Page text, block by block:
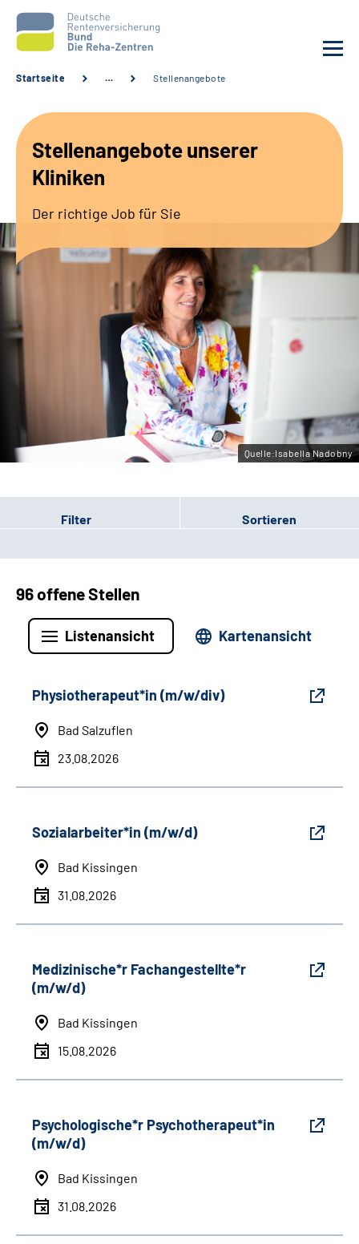
Unsere Kliniken
Sozialdienste & Zuweisende
Erweiterte Suche
Gebärdensprache
Leichte Sprache
Startseite … Stellenangebote
Stellenangebote unserer
Kliniken
Der richtige Job für Sie
Quelle:Isabella Nadobny
Filter Sortieren
96 offene Stellen
Listenansicht Kartenansicht
Physiotherapeut*in (m/w/div)
Bad Salzuflen
23.08.2026
Sozialarbeiter*in (m/w/d)
Bad Kissingen
31.08.2026
Medizinische*r Fachangestellte*r
(m/w/d)
Bad Kissingen
15.08.2026
Psychologische*r Psychotherapeut*in
(m/w/d)
Bad Kissingen
31.08.2026